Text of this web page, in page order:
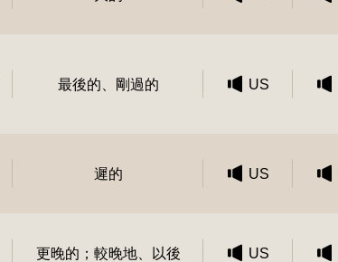
最後的、剛過的 US
遲的 US
更晚的；較晚地、以後 US